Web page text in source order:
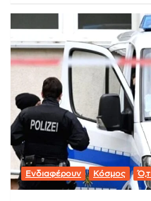
Ενδιαφέρουν Κόσμος